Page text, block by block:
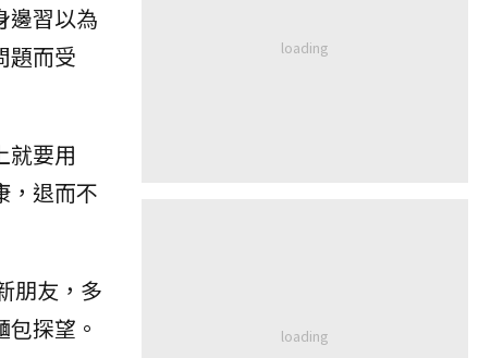
邊習以為
題而受
就要用
，退而不
朋友，多
探望。